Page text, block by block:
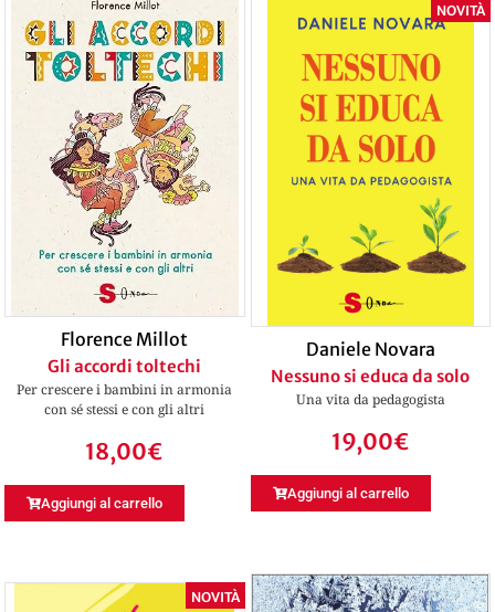
Florence Millot
Gli accordi toltechi
Per crescere i bambini in armonia
con sé stessi e con gli altri
18,00€
Aggiungi al carrello
NOVITÀ
Daniele Novara
Nessuno si educa da solo
Una vita da pedagogista
19,00€
Aggiungi al carrello
NOVITÀ